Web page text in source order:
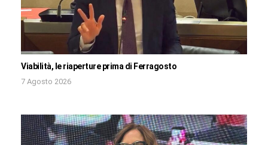
Viabilità, le riaperture prima di Ferragosto
7 Agosto 2026